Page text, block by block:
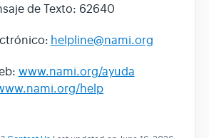
de Texto: 62640
helpline@nami.org
www.nami.org/ayuda
help